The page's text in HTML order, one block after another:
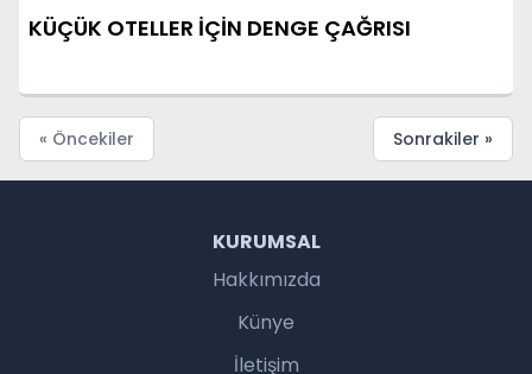
KÜÇÜK OTELLER İÇİN DENGE ÇAĞRISI
« Öncekiler Sonrakiler »
KURUMSAL
Hakkımızda
Künye
İletişim